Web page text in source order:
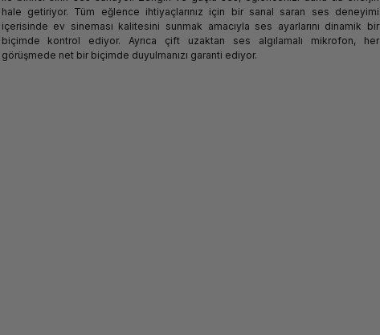
hale getiriyor. Tüm eğlence ihtiyaçlarınız için bir sanal saran ses deneyimi
içerisinde ev sineması kalitesini sunmak amacıyla ses ayarlarını dinamik bir
biçimde kontrol ediyor. Ayrıca çift uzaktan ses algılamalı mikrofon, her
görüşmede net bir biçimde duyulmanızı garanti ediyor.